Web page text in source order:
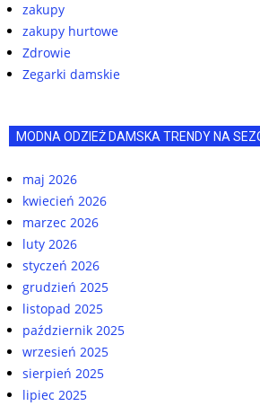
zakupy
zakupy hurtowe
Zdrowie
Zegarki damskie
MODNA ODZIEŻ DAMSKA TRENDY NA
maj 2026
kwiecień 2026
marzec 2026
luty 2026
styczeń 2026
grudzień 2025
listopad 2025
październik 2025
wrzesień 2025
sierpień 2025
lipiec 2025